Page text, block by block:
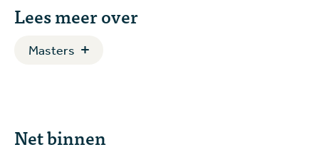
Lees meer over
Masters
Net binnen